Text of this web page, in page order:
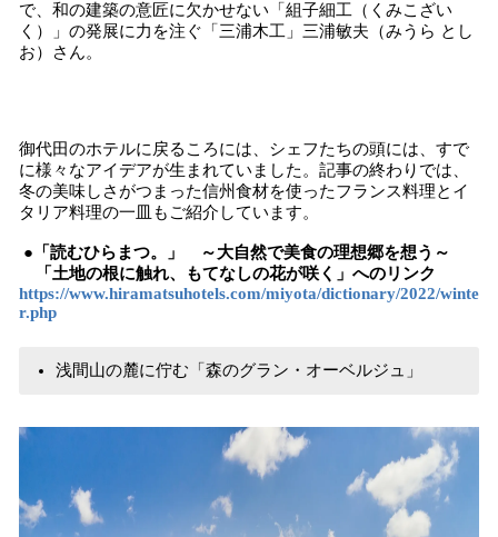
で、和の建築の意匠に欠かせない「組子細工（くみこざい
く）」の発展に力を注ぐ「三浦木工」三浦敏夫（みうら とし
お）さん。
御代田のホテルに戻るころには、シェフたちの頭には、すで
に様々なアイデアが生まれていました。記事の終わりでは、
冬の美味しさがつまった信州食材を使ったフランス料理とイ
タリア料理の一皿もご紹介しています。
● 「読むひらまつ。」 ～大自然で美食の理想郷を想う～
「土地の根に触れ、もてなしの花が咲く」へのリンク
https://www.hiramatsuhotels.com/miyota/dictionary/2022/winte
r.php
浅間山の麓に佇む「森のグラン・オーベルジュ」